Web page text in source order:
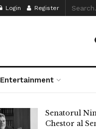
Login Register
Entertainment
Senatorul
Chestor al